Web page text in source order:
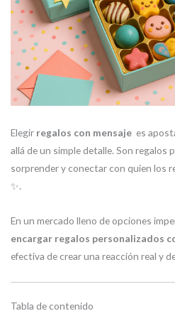
Elegir regalos con mensaje es
allá de un simple detalle. Son regalos
sorprender y conectar con quien los
✨.
En un mercado lleno de opciones
encargar regalos personalizados
efectiva de crear una reacción real y
Tabla de contenido